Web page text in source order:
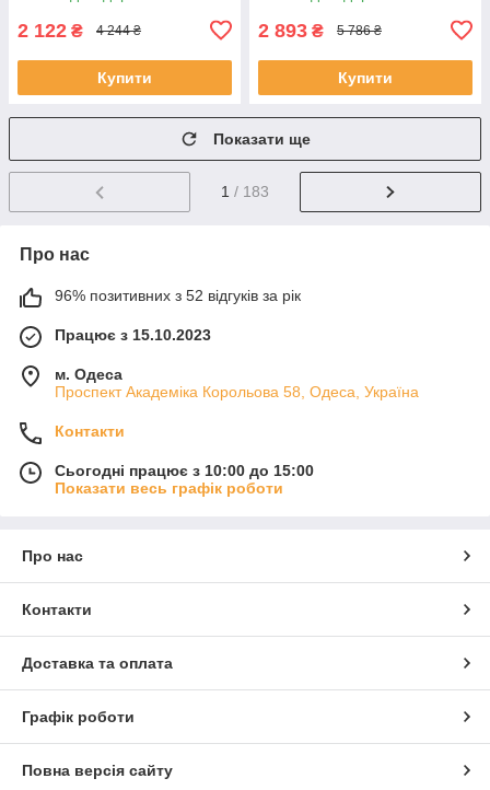
2 122 ₴ 4 244 ₴
Купити
2 893 ₴ 5 786 ₴
Купити
Показати ще
1 / 183
Про нас
96% позитивних з 52 відгуків за рік
Працює з 15.10.2023
м. Одеса
Проспект Академіка Корольова 58, Одеса, Україна
Контакти
Сьогодні працює з 10:00 до 15:00
Показати весь графік роботи
Про нас
Контакти
Доставка та оплата
Графік роботи
Повна версія сайту